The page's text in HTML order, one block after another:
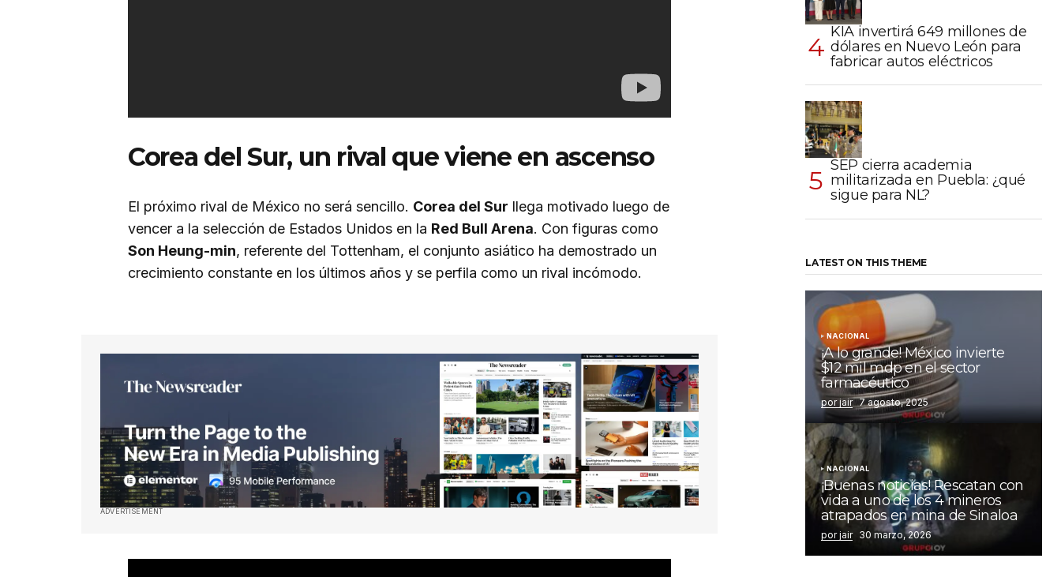
Corea del Sur, un rival que viene en ascenso
El próximo rival de México no será sencillo. Corea del Sur llega motivado luego de
vencer a la selección de Estados Unidos en la Red Bull Arena. Con figuras como
Son Heung-min, referente del Tottenham, el conjunto asiático ha demostrado un
crecimiento constante en los últimos años y se perfila como un rival incómodo.
ADVERTISEMENT
KIA invertirá 649 millones de
dólares en Nuevo León para
fabricar autos eléctricos
SEP cierra academia
militarizada en Puebla: ¿qué
sigue para NL?
LATEST ON THIS THEME
NACIONAL
¡A lo grande! México invierte
$12 mil mdp en el sector
farmacéutico
por jair 7 agosto, 2025
NACIONAL
¡Buenas noticias! Rescatan con
vida a uno de los 4 mineros
atrapados en mina de Sinaloa
por jair 30 marzo, 2026